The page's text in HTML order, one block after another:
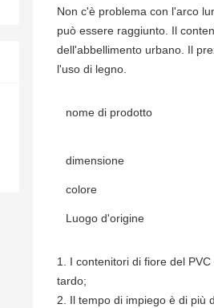
Non c'è problema con l'arco
può essere raggiunto. Il
dell'abbellimento urbano. Il
l'uso di legno.
nome di prodotto
dimensione
colore
Luogo d'origine
1. I contenitori di fiore del
tardo;
2. Il tempo di impiego è di più